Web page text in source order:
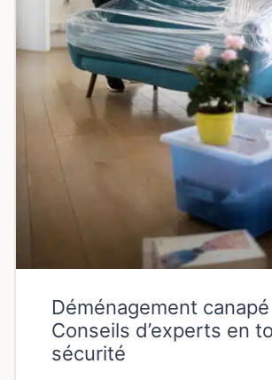
Déménagement canapé
Conseils d’experts en
sécurité